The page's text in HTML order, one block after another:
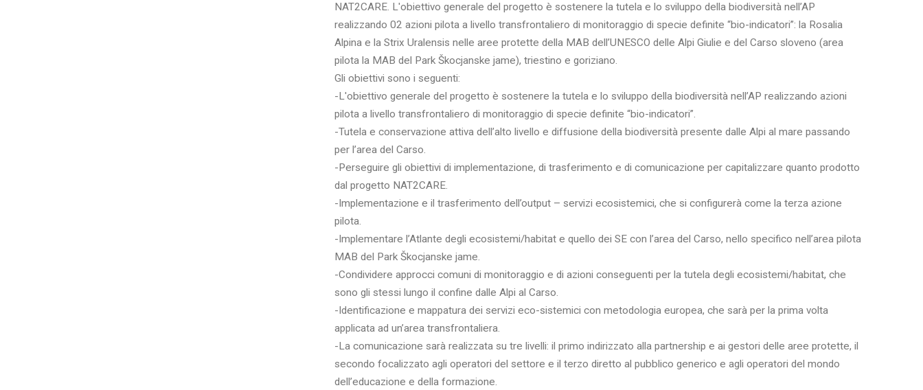
NAT2CARE. L'obiettivo generale del progetto è sostenere la tutela e lo sviluppo della biodiversità nell’AP
realizzando 02 azioni pilota a livello transfrontaliero di monitoraggio di specie definite “bio-indicatori”: la Rosalia
Alpina e la Strix Uralensis nelle aree protette della MAB dell’UNESCO delle Alpi Giulie e del Carso sloveno (area
pilota la MAB del Park Škocjanske jame), triestino e goriziano.
Gli obiettivi sono i seguenti:
-L'obiettivo generale del progetto è sostenere la tutela e lo sviluppo della biodiversità nell’AP realizzando azioni
pilota a livello transfrontaliero di monitoraggio di specie definite “bio-indicatori”.
-Tutela e conservazione attiva dell’alto livello e diffusione della biodiversità presente dalle Alpi al mare passando
per l’area del Carso.
-Perseguire gli obiettivi di implementazione, di trasferimento e di comunicazione per capitalizzare quanto prodotto
dal progetto NAT2CARE.
-Implementazione e il trasferimento dell’output – servizi ecosistemici, che si configurerà come la terza azione
pilota.
-Implementare l’Atlante degli ecosistemi/habitat e quello dei SE con l’area del Carso, nello specifico nell’area pilota
MAB del Park Škocjanske jame.
-Condividere approcci comuni di monitoraggio e di azioni conseguenti per la tutela degli ecosistemi/habitat, che
sono gli stessi lungo il confine dalle Alpi al Carso.
-Identificazione e mappatura dei servizi eco-sistemici con metodologia europea, che sarà per la prima volta
applicata ad un’area transfrontaliera.
-La comunicazione sarà realizzata su tre livelli: il primo indirizzato alla partnership e ai gestori delle aree protette, il
secondo focalizzato agli operatori del settore e il terzo diretto al pubblico generico e agli operatori del mondo
dell’educazione e della formazione.